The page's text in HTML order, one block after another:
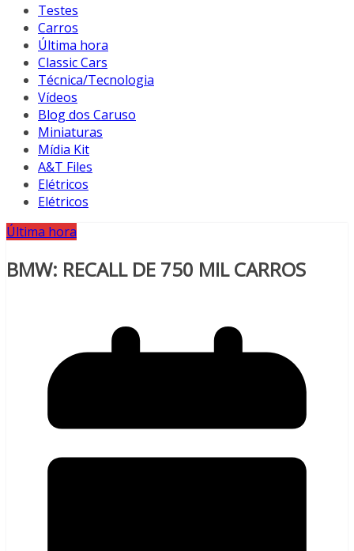
Testes
Carros
Última hora
Classic Cars
Técnica/Tecnologia
Vídeos
Blog dos Caruso
Miniaturas
Mídia Kit
A&T Files
Elétricos
Elétricos
Última hora
BMW: RECALL DE 750 MIL CARROS